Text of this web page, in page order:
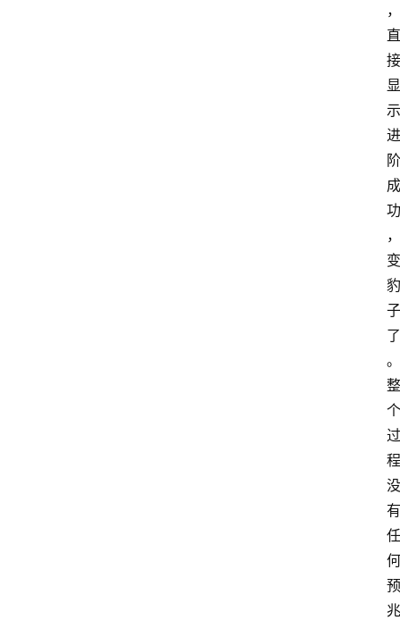
，
直
接
显
示
进
阶
成
功
，
变
豹
子
了
。
整
个
过
程
没
有
任
何
预
兆